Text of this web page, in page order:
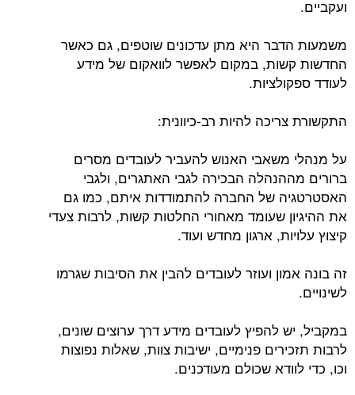
ועקביים.
משמעות הדבר היא מתן עדכונים שוטפים, גם כאשר
החדשות קשות, במקום לאפשר לוואקום של מידע
לעודד ספקולציות.
התקשורת צריכה להיות רב-כיוונית:
על מנהלי משאבי האנוש להעביר לעובדים מסרים
ברורים מההנהלה הבכירה לגבי האתגרים, ולגבי
האסטרטגיה של החברה להתמודדות איתם, כמו גם
את ההיגיון שעומד מאחורי החלטות קשות, לרבות צעדי
קיצוץ עלויות, ארגון מחדש ועוד.
זה בונה אמון ועוזר לעובדים להבין את הסיבות שגרמו
לשינויים.
במקביל, יש להפיץ לעובדים מידע דרך ערוצים שונים,
לרבות תזכירים פנימיים, ישיבות צוות, שאלות נפוצות
וכו, כדי לוודא שכולם מעודכנים.